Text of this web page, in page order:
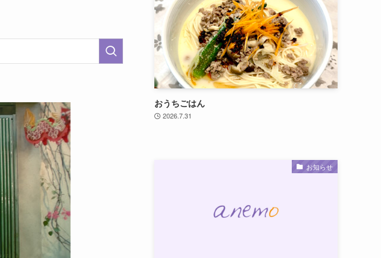
おうちごはん
2026.7.31
お知らせ